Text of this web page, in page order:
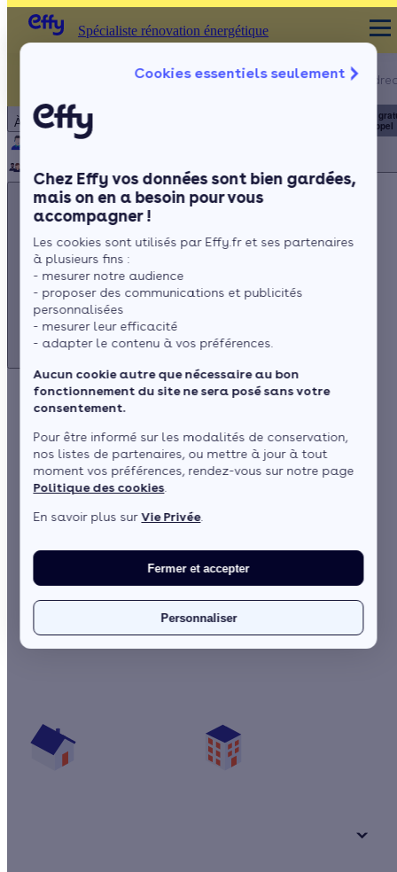
Cookies essentiels seulement
Chez Effy vos données sont bien gardées,
mais on en a besoin pour vous
accompagner !
Les cookies sont utilisés par Effy.fr et ses partenaires
à plusieurs fins :
- mesurer notre audience
- proposer des communications et publicités
personnalisées
- mesurer leur efficacité
- adapter le contenu à vos préférences.
Aucun cookie autre que nécessaire au bon
fonctionnement du site ne sera posé sans votre
consentement.
Pour être informé sur les modalités de conservation,
nos listes de partenaires, ou mettre à jour à tout
moment vos préférences, rendez-vous sur notre page
Politique des cookies.
En savoir plus surVie Privée.
Fermer et accepter
Personnaliser
À propos
Notre équipe
Rejoignez-nous Presse
Spécialiste rénovation énergétique
Appelez-nous !
du lundi au
Service
+ prix appel
Appelez-nous !
du lundi au vendredi - 8h à 19h
3456
Service gratuit
+ prix appel
Spécialiste rénovation énergétique
Qu'est-ce qu'un système solaire combiné ?
1 / 5